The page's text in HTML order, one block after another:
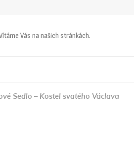
Vás na našich stránkách.
Sedlo – Kostel svatého Václava